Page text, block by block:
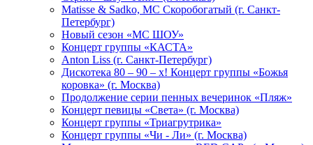
Matissе & Sadko, MC Скоробогатый (г. Санкт-
Петербург)
Новый сезон «МС ШОУ»
Концерт группы «КАСТА»
Anton Liss (г. Санкт-Петербург)
Дискотека 80 – 90 – х! Концерт группы «Божья
коровка» (г. Москва)
Продолжение серии пенных вечеринок «Пляж»
Концерт певицы «Света» (г. Москва)
Концерт группы «Триагрутрика»
Концерт группы «Чи - Ли» (г. Москва)